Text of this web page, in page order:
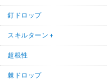
釘ドロップ
スキルターン＋
超根性
棘ドロップ